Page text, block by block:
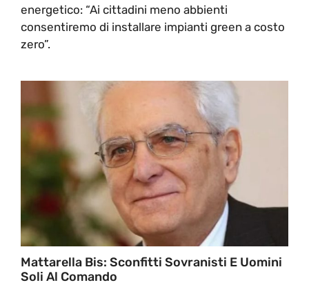
energetico: “Ai cittadini meno abbienti
consentiremo di installare impianti green a costo
zero”.
Mattarella Bis: Sconfitti Sovranisti E Uomini
Soli Al Comando